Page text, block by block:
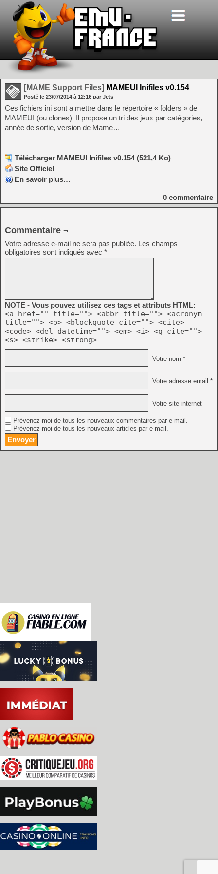
[MAME Support Files] MAMEUI Inifiles v0.154
Posté le 23/07/2014 à 12:16 par Jets
Ces fichiers ini sont a mettre dans le répertoire « folders » de
MAMEUI (ou clones). Il propose un tri des jeux par catégories,
année de sortie, version de Mame…
Télécharger MAMEUI Inifiles v0.154 (521,4 Ko)
Site Officiel
En savoir plus…
0 commentaire
Commentaire ¬
Votre adresse e-mail ne sera pas publiée. Les champs
obligatoires sont indiqués avec *
NOTE - Vous pouvez utilisez ces tags et attributs HTML:
<a href="" title=""> <abbr title=""> <acronym
title=""> <b> <blockquote cite=""> <cite>
<code> <del datetime=""> <em> <i> <q cite="">
<s> <strike> <strong>
Votre nom *
Votre adresse email *
Votre site internet
Prévenez-moi de tous les nouveaux commentaires par e-mail.
Prévenez-moi de tous les nouveaux articles par e-mail.